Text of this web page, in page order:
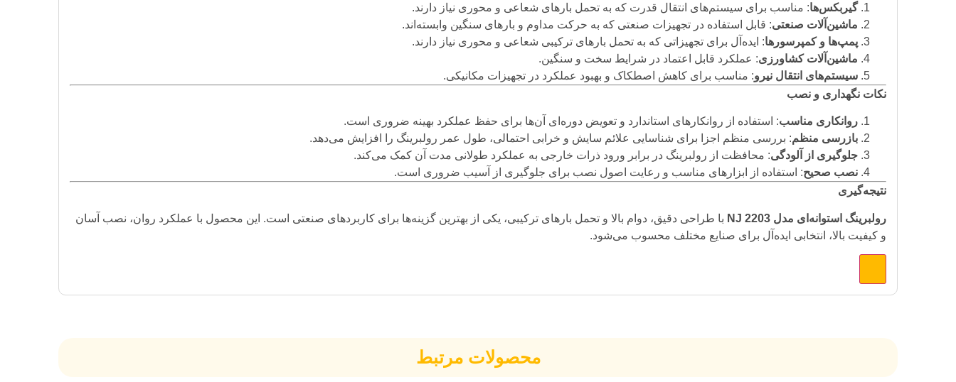
گیربکس‌ها: مناسب برای سیستم‌های انتقال قدرت که به تحمل بارهای شعاعی و محوری نیاز دارند.
ماشین‌آلات صنعتی: قابل استفاده در تجهیزات صنعتی که به حرکت مداوم و بارهای سنگین وابسته‌اند.
پمپ‌ها و کمپرسورها: ایده‌آل برای تجهیزاتی که به تحمل بارهای ترکیبی شعاعی و محوری نیاز دارند.
ماشین‌آلات کشاورزی: عملکرد قابل اعتماد در شرایط سخت و سنگین.
سیستم‌های انتقال نیرو: مناسب برای کاهش اصطکاک و بهبود عملکرد در تجهیزات مکانیکی.
نکات نگهداری و نصب
روانکاری مناسب: استفاده از روانکارهای استاندارد و تعویض دوره‌ای آن‌ها برای حفظ عملکرد بهینه ضروری است.
بازرسی منظم: بررسی منظم اجزا برای شناسایی علائم سایش و خرابی احتمالی، طول عمر رولبرینگ را افزایش می‌دهد.
جلوگیری از آلودگی: محافظت از رولبرینگ در برابر ورود ذرات خارجی به عملکرد طولانی مدت آن کمک می‌کند.
نصب صحیح: استفاده از ابزارهای مناسب و رعایت اصول نصب برای جلوگیری از آسیب ضروری است.
نتیجه‌گیری
رولبرینگ استوانه‌ای مدل NJ 2203
با طراحی دقیق، دوام بالا و تحمل بارهای ترکیبی، یکی از بهترین گزینه‌ها برای کاربردهای صنعتی است. این محصول با عملکرد روان، نصب آسان
و کیفیت بالا، انتخابی ایده‌آل برای صنایع مختلف محسوب می‌شود.
محصولات مرتبط